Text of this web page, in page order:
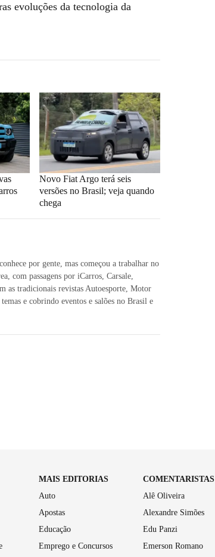
evoluções da tecnologia da
Novo Fiat Argo terá seis
versões no Brasil; veja quando
chega
por gente, mas começou a trabalhar no
com passagens por iCarros, Carsale,
as tradicionais revistas Autoesporte, Motor
e cobrindo eventos e salões no Brasil e
MAIS EDITORIAS
Auto
Apostas
Educação
Emprego e Concursos
COMENTARISTAS
Alê Oliveira
Alexandre Simões
Edu Panzi
Emerson Romano